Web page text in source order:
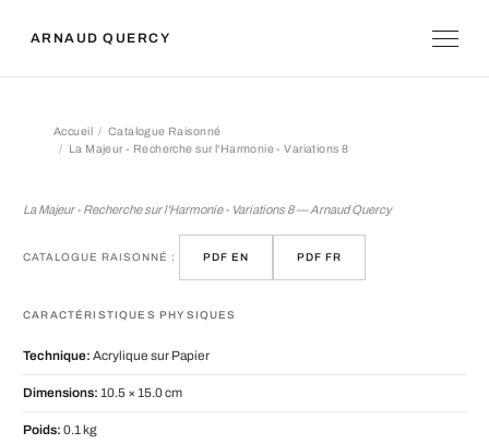
ARNAUD QUERCY
Accueil
Catalogue Raisonné
La Majeur - Recherche sur l'Harmonie - Variations 8
La Majeur - Recherche sur l'Harmonie - Variations 8 — Arnaud Quercy
CATALOGUE RAISONNÉ : PDF EN PDF FR
CARACTÉRISTIQUES PHYSIQUES
Technique: Acrylique sur Papier
Dimensions: 10.5 × 15.0 cm
Poids: 0.1 kg